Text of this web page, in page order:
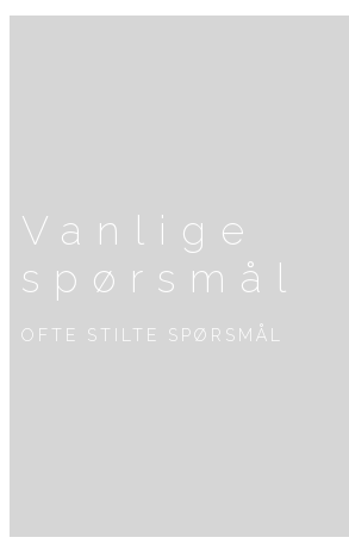
Vanlige
spørsmål
OFTE STILTE SPØRSMÅL